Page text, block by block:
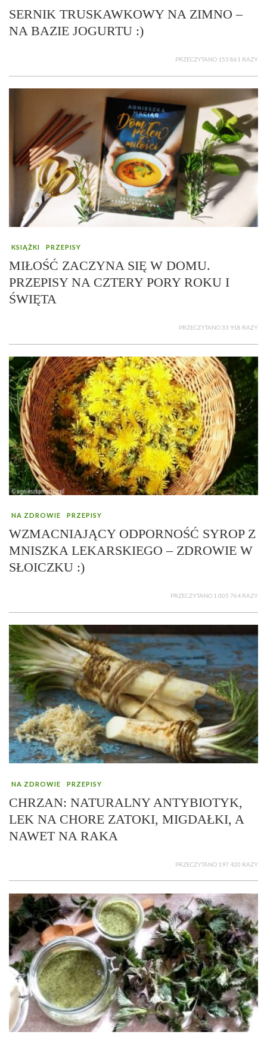
SERNIK TRUSKAWKOWY NA ZIMNO –
NA BAZIE JOGURTU :)
PRZECZYTANO 153 861 RAZY
KSIĄŻKI PRZEPISY
MIŁOŚĆ ZACZYNA SIĘ W DOMU.
PRZEPISY NA CZTERY PORY ROKU I
ŚWIĘTA
PRZECZYTANO 33 918 RAZY
NA ZDROWIE PRZEPISY
WZMACNIAJĄCY ODPORNOŚĆ SYROP Z
MNISZKA LEKARSKIEGO – ZDROWIE W
SŁOICZKU :)
PRZECZYTANO 1 005 764 RAZY
NA ZDROWIE PRZEPISY
CHRZAN: NATURALNY ANTYBIOTYK,
LEK NA CHORE ZATOKI, MIGDAŁKI, A
NAWET NA RAKA
PRZECZYTANO 197 420 RAZY